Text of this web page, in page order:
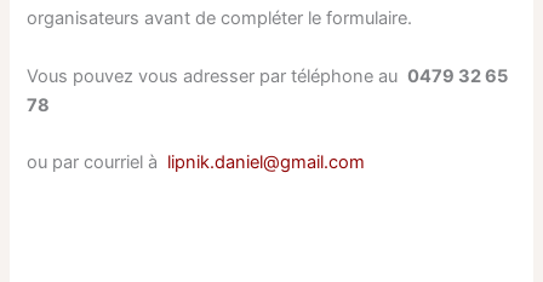
organisateurs avant de compléter le formulaire.
Vous pouvez vous adresser par téléphone au0479 32 65
78
ou par courriel à lipnik.daniel@gmail.com